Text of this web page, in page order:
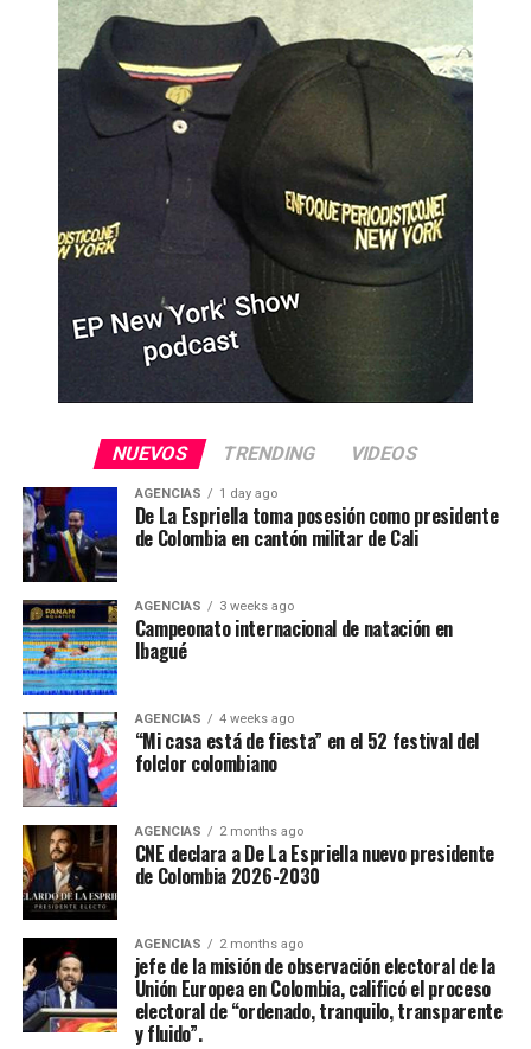
NUEVOS TRENDING VIDEOS
AGENCIAS 1 day ago
De La Espriella toma posesión como presidente
de Colombia en cantón militar de Cali
AGENCIAS 3 weeks ago
Campeonato internacional de natación en
Ibagué
AGENCIAS 4 weeks ago
“Mi casa está de fiesta” en el 52 festival del
folclor colombiano
AGENCIAS 2 months ago
CNE declara a De La Espriella nuevo presidente
de Colombia 2026-2030
AGENCIAS 2 months ago
jefe de la misión de observación electoral de la
Unión Europea en Colombia, calificó el proceso
electoral de “ordenado, tranquilo, transparente
y fluido”.